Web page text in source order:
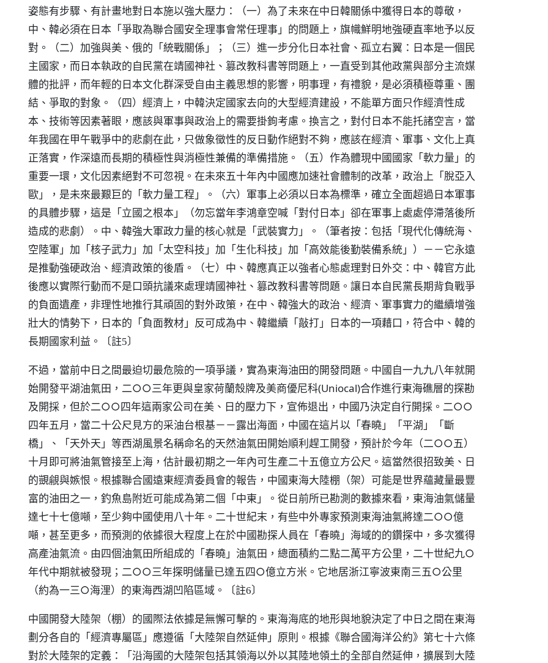
姿態有步驟、有計畫地對日本施以強大壓力：（一）為了未來在中日韓關係中獲得日本的尊敬，
中、韓必須在日本「爭取為聯合國安全理事會常任理事」的問題上，旗幟鮮明地強硬直率地予以反
對。（二）加強與美、俄的「統戰關係」；（三）進一步分化日本社會、孤立右翼：日本是一個民
主國家，而日本執政的自民黨在靖國神社、篡改教科書等問題上，一直受到其他政黨與部分主流媒
體的批評，而年輕的日本文化群深受自由主義思想的影響，明事理，有禮貌，是必須積極尊重、團
結、爭取的對象。（四）經濟上，中韓決定國家去向的大型經濟建設，不能單方面只作經濟性成
本、技術等因素著眼，應該與軍事與政治上的需要掛鉤考慮。換言之，對付日本不能托諸空言，當
年我國在甲午戰爭中的悲劇在此，只做象徵性的反日動作絕對不夠，應該在經濟、軍事、文化上真
正落實，作深遠而長期的積極性與消極性兼備的準備措施。（五）作為體現中國國家「軟力量」的
重要一環，文化因素絕對不可忽視。在未來五十年內中國應加速社會體制的改革，政治上「脫亞入
歐」，是未來最艱巨的「軟力量工程」。（六）軍事上必須以日本為標準，確立全面超過日本軍事
的具體步驟，這是「立國之根本」（勿忘當年李鴻章空喊「對付日本」卻在軍事上處處停滯落後所
造成的悲劇）。中、韓強大軍政力量的核心就是「武裝實力」。（筆者按：包括「現代化傳統海、
空陸軍」加「核子武力」加「太空科技」加「生化科技」加「高效能後勤裝備系統」）－－它永遠
是推動強硬政治、經濟政策的後盾。（七）中、韓應真正以強者心態處理對日外交：中、韓官方此
後應以實際行動而不是口頭抗議來處理靖國神社、篡改教科書等問題。讓日本自民黨長期背負戰爭
的負面遺產，非理性地推行其頑固的對外政策，在中、韓強大的政治、經濟、軍事實力的繼續增強
壯大的情勢下，日本的「負面教材」反可成為中、韓繼續「敲打」日本的一項藉口，符合中、韓的
長期國家利益。
〔註5〕
不過，當前中日之間最迫切最危險的一項爭議，實為東海油田的開發問題。中國自一九九八年就開
始開發平湖油氣田，二○○三年更與皇家荷蘭殼牌及美商優尼科(Uniocal)合作進行東海礁層的探勘
及開採，但於二○○四年這兩家公司在美、日的壓力下，宣佈退出，中國乃決定自行開採。二○○
四年五月，當二十公尺見方的采油台根基－－露出海面，中國在這片以「春曉」「平湖」「斷
橋」、「天外天」等西湖風景名稱命名的天然油氣田開始順利趕工開發，預計於今年（二○○五）
十月即可將油氣管接至上海，估計最初期之一年內可生產二十五億立方公尺。這當然很招致美、日
的覬覦與嫉恨。根據聯合國遠東經濟委員會的報告，中國東海大陸棚（架）可能是世界蘊藏量最豐
富的油田之一，釣魚島附近可能成為第二個「中東」。從日前所已勘測的數據來看，東海油氣儲量
達七十七億噸，至少夠中國使用八十年。二十世紀末，有些中外專家預測東海油氣將達二○○億
噸，甚至更多，而預測的依據很大程度上在於中國勘探人員在「春曉」海域的的鑽探中，多次獲得
高產油氣流。由四個油氣田所組成的「春曉」油氣田，總面積約二點二萬平方公里，二十世紀九○
年代中期就被發現；二○○三年探明儲量已達五四○億立方米。它地居浙江寧波東南三五○公里
（約為一三○海浬）的東海西湖凹陷區域。
〔註6〕
中國開發大陸架（棚）的國際法依據是無懈可擊的。東海海底的地形與地貌決定了中日之間在東海
劃分各自的「經濟專屬區」應遵循「大陸架自然延伸」原則。根據《聯合國海洋公約》第七十六條
對於大陸架的定義：「沿海國的大陸架包括其領海以外以其陸地領土的全部自然延伸，擴展到大陸